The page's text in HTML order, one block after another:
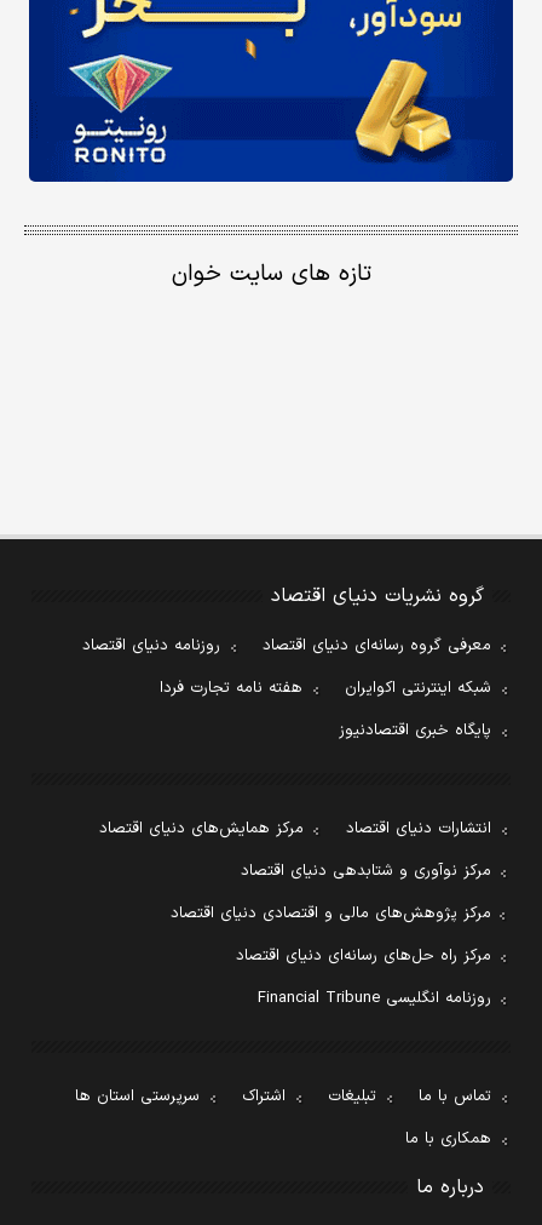
تازه های سایت خوان
گروه نشریات دنیای اقتصاد
معرفی گروه رسانه‌ای دنیای اقتصاد
روزنامه دنیای اقتصاد
شبکه اینترنتی اکوایران
هفته نامه تجارت فردا
پایگاه خبری اقتصادنیوز
انتشارات دنیای اقتصاد
مرکز همایش‌های دنیای اقتصاد
مرکز نوآوری و شتابدهی دنیای اقتصاد
مرکز پژوهش‌های مالی و اقتصادی دنیای اقتصاد
مرکز راه حل‌های رسانه‌ای دنیای اقتصاد
روزنامه انگلیسی Financial Tribune
تماس با ما تبلیغات اشتراک
سرپرستی استان ها
همکاری با ما
درباره ما